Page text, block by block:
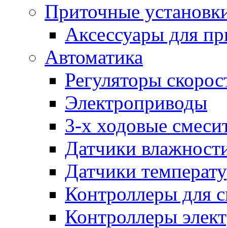
Приточные
Аксессуары для
Автоматика
Регуляторы
Электроприводы
3-х ходовые
Датчики
Датчики
Контроллеры для
Контроллеры